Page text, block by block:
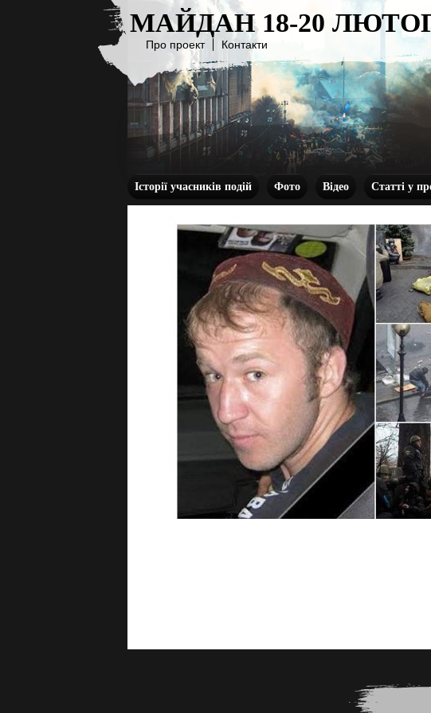
МАЙДАН 18-20
Про проект Контакти
Історії учасників подій Фото Відео Статті у